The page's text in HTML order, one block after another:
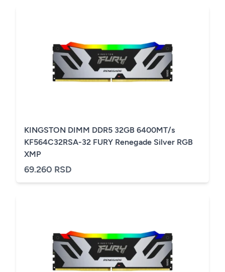
KINGSTON DIMM DDR5 32GB 6400MT/s
KF564C32RSA-32 FURY Renegade Silver RGB
XMP
69.260 RSD